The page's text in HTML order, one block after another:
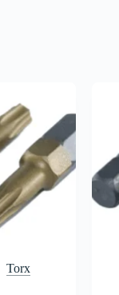
Torx